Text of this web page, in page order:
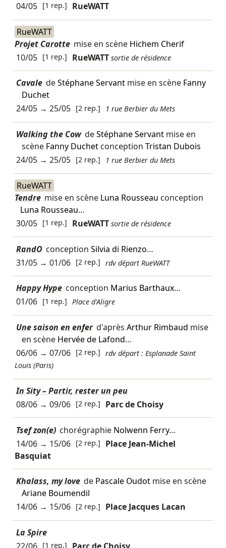
04/05 [1 rep.] RueWATT
RueWATT
Projet Carotte mise en scène Hichem Cherif
10/05 [1 rep.] RueWATT sortie de résidence
Cavale deStéphane Servantmise en scène Fanny
Duchet
24/05→ 25/05 [2 rep.] 1 rue Berbier du Mets
Walking the Cow deStéphane Servantmise en
scène Fanny Duchetconception Tristan Dubois
24/05→ 25/05 [2 rep.] 1 rue Berbier du Mets
RueWATT
Tendre mise en scène Luna Rousseau conception
Luna Rousseau…
30/05 [1 rep.] RueWATT sortie de résidence
RandO conception Silvia di Rienzo…
31/05→ 01/06 [2 rep.] rdv départ RueWATT
Happy Hype conception Marius Barthaux…
01/06 [1 rep.] Place d'Aligre
Une saison en enfer d'après Arthur Rimbaud mise
en scène Hervée de Lafond…
06/06→ 07/06 [2 rep.] rdv départ : Esplanade Saint
Louis (Paris)
In Sity – Partir, rester un peu
08/06→ 09/06 [2 rep.] Parc de Choisy
Tsef zon(e) chorégraphie Nolwenn Ferry…
14/06→ 15/06 [2 rep.]
Place Jean-Michel
Basquiat
Khalass, my love de Pascale Oudotmise en scène
Ariane Boumendil
14/06→ 15/06 [2 rep.] Place Jacques Lacan
La Spire
[1 rep.]